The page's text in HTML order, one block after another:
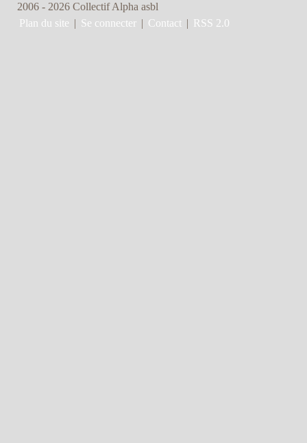
2006 - 2026 Collectif Alpha asbl
Plan du site
Se connecter Contact RSS 2.0